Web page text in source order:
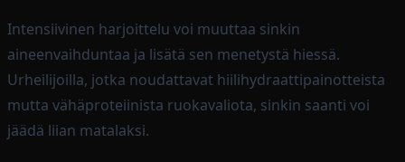
Intensiivinen harjoittelu voi muuttaa sinkin
aineenvaihduntaa ja lisätä sen menetystä hiessä.
Urheilijoilla, jotka noudattavat hiilihydraattipainotteista
mutta vähäproteiinista ruokavaliota, sinkin saanti voi
jäädä liian matalaksi.